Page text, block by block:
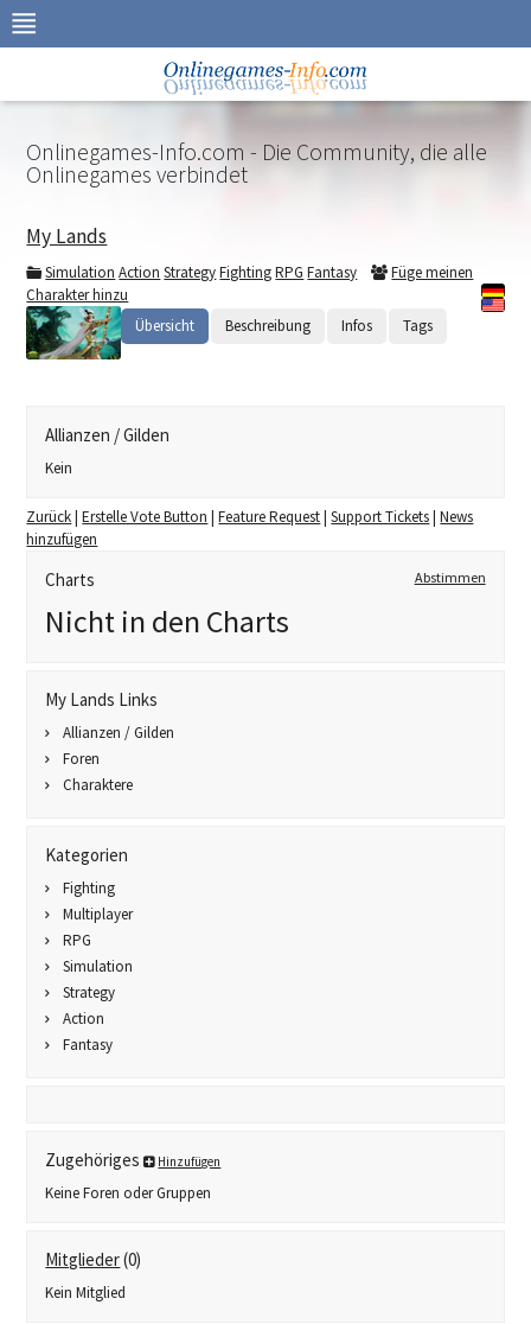
Zur
Navigation
Inhalt
Onlinegames-Info.com - Die Community, die alle
Onlinegames verbindet
My Lands
Simulation Action StrategyFightingRPG Fantasy
Füge meinen
Charakter hinzu
Übersicht
Beschreibung Infos Tags
Allianzen / Gilden
Kein
Zurück|Erstelle Vote Button |Feature Request|Support Tickets|News
hinzufügen
Charts Abstimmen
Nicht in den Charts
My Lands Links
Allianzen / Gilden
Foren
Charaktere
Kategorien
Fighting
Multiplayer
RPG
Simulation
Strategy
Action
Fantasy
Zugehöriges Hinzufügen
Keine Foren oder Gruppen
Mitglieder(0)
Kein Mitglied